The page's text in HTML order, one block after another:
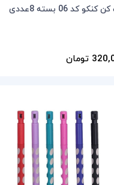
کد 06 بسته 8عددی
تومان